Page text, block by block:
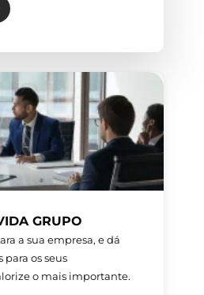
GRUPO
a sua empresa, e dá
os seus
o mais importante.